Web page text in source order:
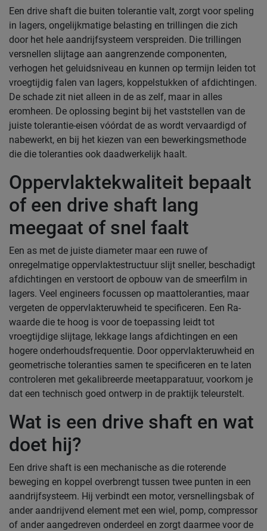
Een drive shaft die buiten tolerantie valt, zorgt voor speling
in lagers, ongelijkmatige belasting en trillingen die zich
door het hele aandrijfsysteem verspreiden. Die trillingen
versnellen slijtage aan aangrenzende componenten,
verhogen het geluidsniveau en kunnen op termijn leiden tot
vroegtijdig falen van lagers, koppelstukken of afdichtingen.
De schade zit niet alleen in de as zelf, maar in alles
eromheen. De oplossing begint bij het vaststellen van de
juiste tolerantie-eisen vóórdat de as wordt vervaardigd of
nabewerkt, en bij het kiezen van een bewerkingsmethode
die die toleranties ook daadwerkelijk haalt.
Oppervlaktekwaliteit bepaalt
of een drive shaft lang
meegaat of snel faalt
Een as met de juiste diameter maar een ruwe of
onregelmatige oppervlaktestructuur slijt sneller, beschadigt
afdichtingen en verstoort de opbouw van de smeerfilm in
lagers. Veel engineers focussen op maattoleranties, maar
vergeten de oppervlakteruwheid te specificeren. Een Ra-
waarde die te hoog is voor de toepassing leidt tot
vroegtijdige slijtage, lekkage langs afdichtingen en een
hogere onderhoudsfrequentie. Door oppervlakteruwheid en
geometrische toleranties samen te specificeren en te laten
controleren met gekalibreerde meetapparatuur, voorkom je
dat een technisch goed ontwerp in de praktijk teleurstelt.
Wat is een drive shaft en wat
doet hij?
Een drive shaft is een mechanische as die roterende
beweging en koppel overbrengt tussen twee punten in een
aandrijfsysteem. Hij verbindt een motor, versnellingsbak of
ander aandrijvend element met een wiel, pomp, compressor
of ander aangedreven onderdeel en zorgt daarmee voor de